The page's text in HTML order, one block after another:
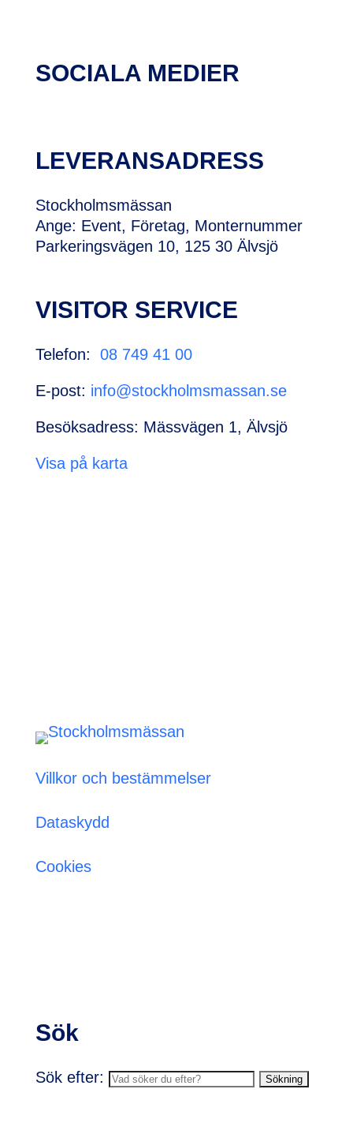
SOCIALA MEDIER
LEVERANSADRESS
Stockholmsmässan
Ange: Event, Företag, Monternummer
Parkeringsvägen 10, 125 30 Älvsjö
VISITOR SERVICE
Telefon: 08 749 41 00
E-post: info@stockholmsmassan.se
Besöksadress: Mässvägen 1, Älvsjö
Visa på karta
Villkor och bestämmelser
Dataskydd
Cookies
Sök
Sök efter: